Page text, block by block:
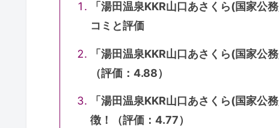
「湯田温泉KKR山口あさくら(国家公
コミと評価
「湯田温泉KKR山口あさくら(国家公
（評価：4.88）
「湯田温泉KKR山口あさくら(国家公
徴！（評価：4.77）